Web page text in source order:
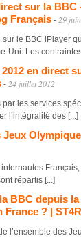
sur la
Français - 29
le BBC iPlayer
Uni. Les
en direct
- 24 juillet 2012
par les services
l’intégralité des [...]
répartis [...]
BBC depuis
? |
l’ensemble des